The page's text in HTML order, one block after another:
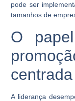
pode ser
tamanhos de
O
A liderança